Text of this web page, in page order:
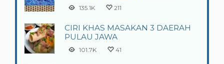
135.1K 211
CIRI KHAS MASAKAN 3 DAERAH
PULAU JAWA
101.7K 41